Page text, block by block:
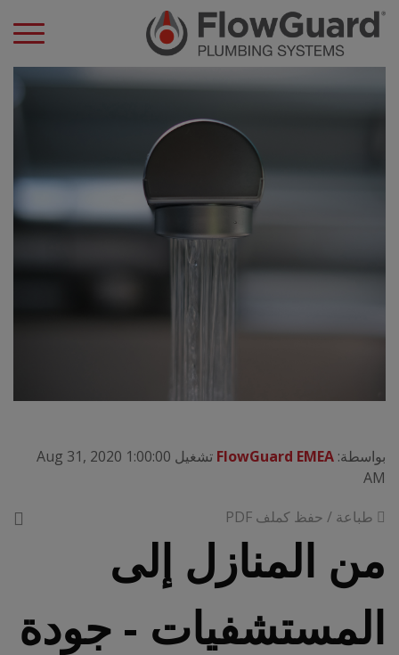
بواسطة: FlowGuard EMEA
تشغيل Aug 31, 2020 1:00:00
AM
طباعة / حفظ كملف PDF
من المنازل إلى
المستشفيات - جودة